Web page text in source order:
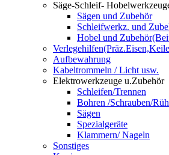
Säge-Schleif-
Sägen und Zubehör
Schleifwerkz. und
Hobel und
Aufbewahrung
Kabeltrommeln / Licht usw.
Elektrowerkzeuge u.Zubehör
Schleifen/Trennen
Bohren /Schrauben/
Sägen
Spezialgeräte
Klammern/ Nageln
Sonstiges